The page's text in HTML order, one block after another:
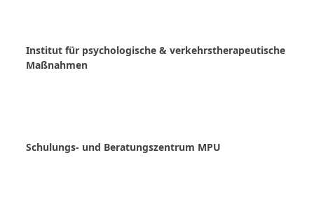
Institut für psychologische & verkehrstherapeutische
Maßnahmen
Schulungs- und Beratungszentrum MPU